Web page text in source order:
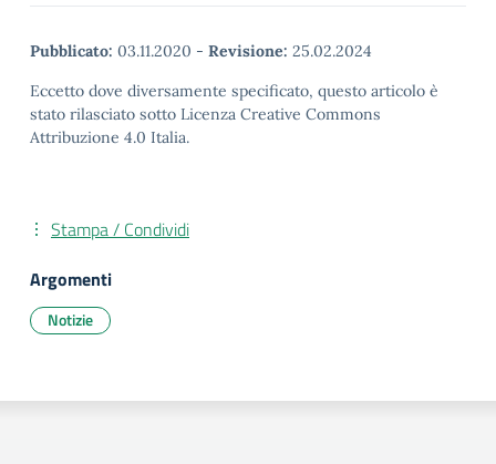
Pubblicato: 03.11.2020 - Revisione: 25.02.2024
Eccetto dove diversamente specificato, questo articolo è
stato rilasciato sotto Licenza Creative Commons
Attribuzione 4.0 Italia.
Stampa / Condividi
Argomenti
Notizie